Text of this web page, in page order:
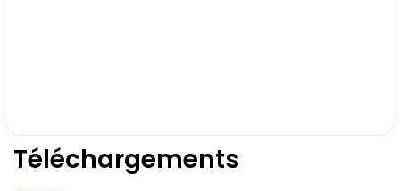
Téléchargements